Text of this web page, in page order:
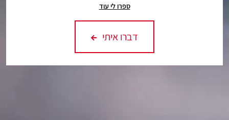
ספרו לי עוד
דברו איתי